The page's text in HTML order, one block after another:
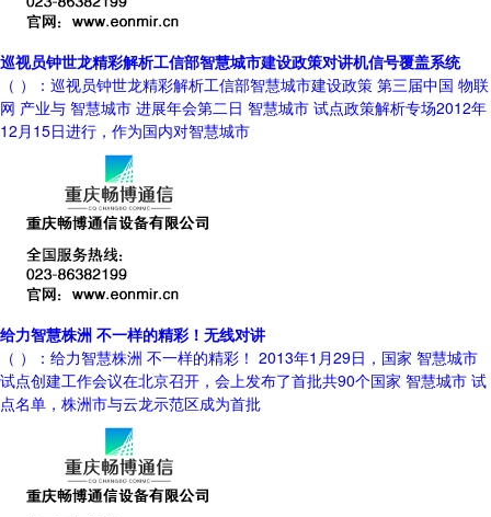
巡视员钟世龙精彩解析工信部智慧城市建设政策对讲机信号覆盖系统
（ ）：巡视员钟世龙精彩解析工信部智慧城市建设政策 第三届中国 物联
网 产业与 智慧城市 进展年会第二日 智慧城市 试点政策解析专场2012年
12月15日进行，作为国内对智慧城市
给力智慧株洲 不一样的精彩！无线对讲
（ ）：给力智慧株洲 不一样的精彩！ 2013年1月29日，国家 智慧城市
试点创建工作会议在北京召开，会上发布了首批共90个国家 智慧城市 试
点名单，株洲市与云龙示范区成为首批